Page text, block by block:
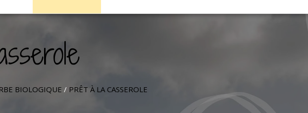
BIOLOGIQUE / PRÊT À LA CASSEROLE